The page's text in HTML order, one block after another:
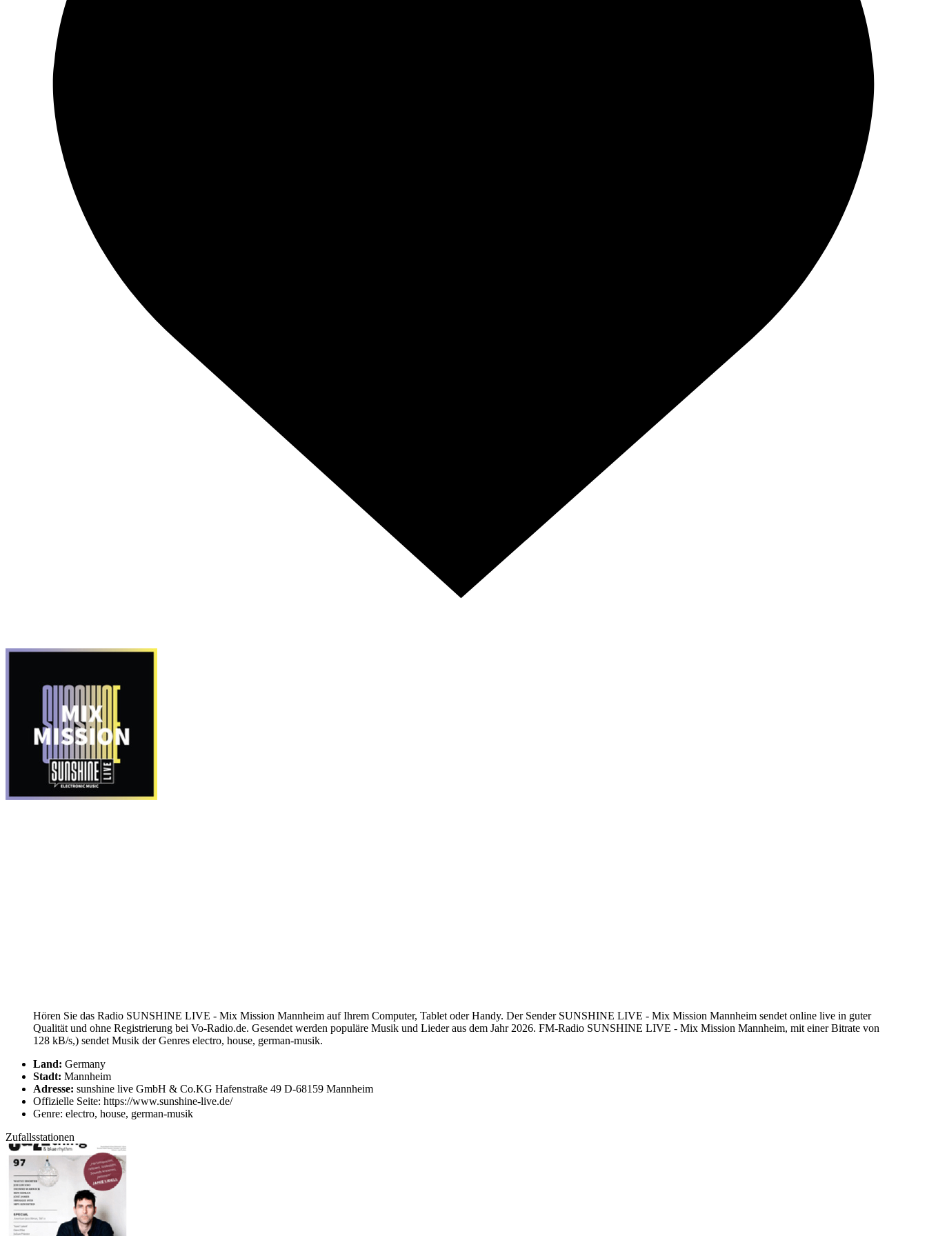
Hören Sie das Radio SUNSHINE LIVE - Mix Mission Mannheim auf Ihrem Computer, Tablet oder Handy. Der Sender SUNSHINE LIVE - Mix Mission Mannheim sendet online live in guter
Qualität und ohne Registrierung bei Vo-Radio.de. Gesendet werden populäre Musik und Lieder aus dem Jahr 2026. FM-Radio SUNSHINE LIVE - Mix Mission Mannheim, mit einer Bitrate von
128 kB/s,) sendet Musik der Genres electro, house, german-musik.
Land: Germany
Stadt: Mannheim
Adresse: sunshine live GmbH & Co.KG Hafenstraße 49 D-68159 Mannheim
Offizielle Seite: https://www.sunshine-live.de/
Genre: electro, house, german-musik
Zufallsstationen